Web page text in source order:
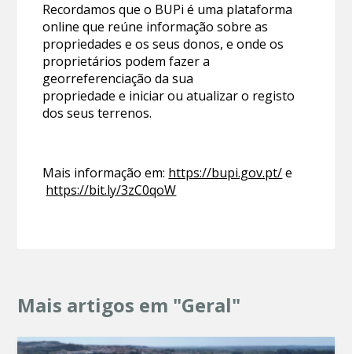
Recordamos que o BUPi é uma plataforma
online que reúne informação sobre as
propriedades e os seus donos, e onde os
proprietários podem fazer a
georreferenciação da sua
propriedade e iniciar ou atualizar o registo
dos seus terrenos.
Mais informação em: https://bupi.gov.pt/e
https://bit.ly/3zC0qoW
Mais artigos em "Geral"